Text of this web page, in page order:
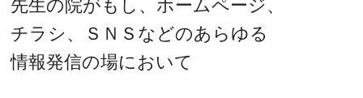
先生の院がもし、ホームページ、
チラシ、ＳＮＳなどのあらゆる
情報発信の場において